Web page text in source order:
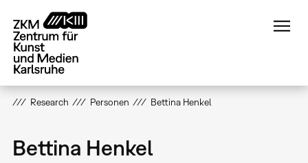
zum
Inhalt
Research Personen Bettina Henkel
Bettina Henkel